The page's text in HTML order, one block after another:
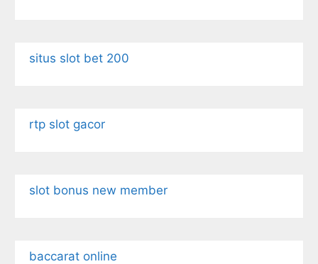
situs slot bet 200
rtp slot gacor
slot bonus new member
baccarat online